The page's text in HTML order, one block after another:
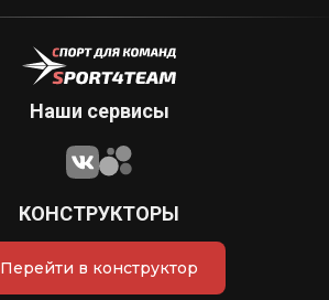
Наши сервисы
КОНСТРУКТОРЫ
Перейти в конструктор